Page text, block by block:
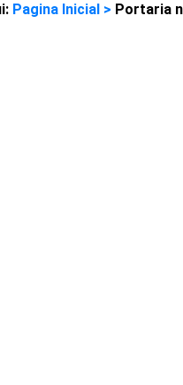
Pagina Inicial > Portaria